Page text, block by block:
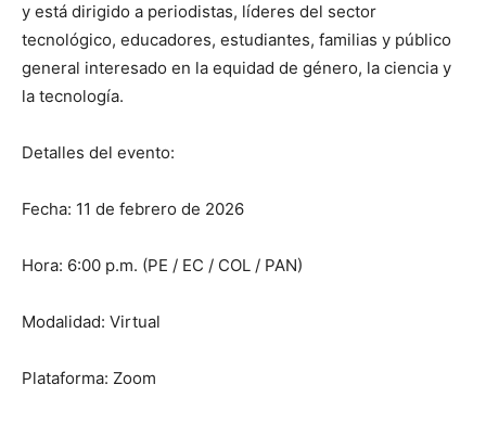
y está dirigido a periodistas, líderes del sector
tecnológico, educadores, estudiantes, familias y público
general interesado en la equidad de género, la ciencia y
la tecnología.
Detalles del evento:
Fecha: 11 de febrero de 2026
Hora: 6:00 p.m. (PE / EC / COL / PAN)
Modalidad: Virtual
Plataforma: Zoom